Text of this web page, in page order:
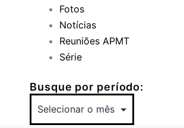
Fotos
Notícias
Reuniões APMT
Série
Busque por período: